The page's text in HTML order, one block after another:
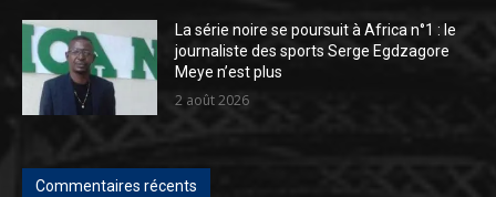
La série noire se poursuit à Africa n°1 : le
journaliste des sports Serge Egdzagore
Meye n’est plus
2 août 2026
Commentaires récents